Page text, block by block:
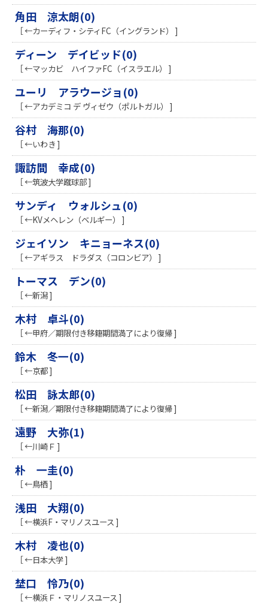
角田 涼太朗(0)
［ ←カーディフ・シティFC（イングランド） ]
ディーン デイビッド(0)
［ ←マッカビ ハイファFC（イスラエル） ]
ユーリ アラウージョ(0)
［ ←アカデミコ デ ヴィゼウ（ポルトガル） ]
谷村 海那(0)
［ ←いわき ]
諏訪間 幸成(0)
［ ←筑波大学蹴球部 ]
サンディ ウォルシュ(0)
［ ←KVメヘレン（ベルギー） ]
ジェイソン キニョーネス(0)
［ ←アギラス ドラダス（コロンビア） ]
トーマス デン(0)
［ ←新潟 ]
木村 卓斗(0)
［ ←甲府／期限付き移籍期間満了により復帰 ]
鈴木 冬一(0)
［ ←京都 ]
松田 詠太郎(0)
［ ←新潟／期限付き移籍期間満了により復帰 ]
遠野 大弥(1)
［ ←川崎Ｆ ]
朴 一圭(0)
［ ←鳥栖 ]
浅田 大翔(0)
［ ←横浜F・マリノスユース ]
木村 凌也(0)
［ ←日本大学 ]
埜口 怜乃(0)
［ ←横浜Ｆ・マリノスユース ]